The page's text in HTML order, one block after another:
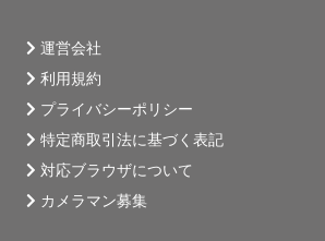
運営会社
利用規約
プライバシーポリシー
特定商取引法に基づく表記
対応ブラウザについて
カメラマン募集